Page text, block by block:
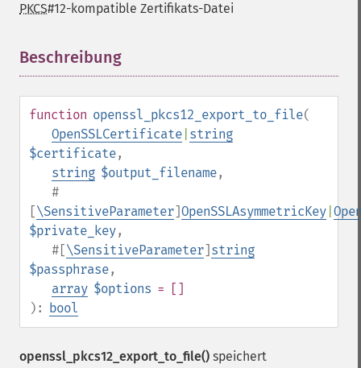
PKCS#12-kompatible Zertifikats-Datei
Beschreibung
function openssl_pkcs12_export_to_file(
OpenSSLCertificate string
$certificate,
string $output_filename,
#
[\SensitiveParameter]OpenSSLAsymmetricKey
$private_key,
#[\SensitiveParameter] string
$passphrase,
array $options = []
): bool
openssl_pkcs12_export_to_file() speichert